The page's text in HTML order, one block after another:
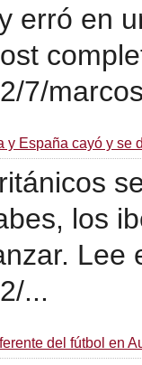
erró en
7/
y España cayó y se
los
Lee
...
del fútbol en